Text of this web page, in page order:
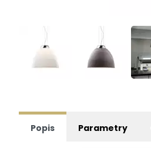
Popis Parametry